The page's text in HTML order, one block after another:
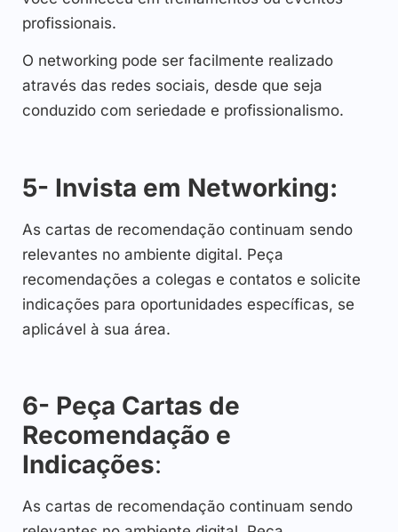
profissionais.
O networking pode ser facilmente realizado
através das redes sociais, desde que seja
conduzido com seriedade e profissionalismo.
5- Invista em Networking:
As cartas de recomendação continuam sendo
relevantes no ambiente digital. Peça
recomendações a colegas e contatos e solicite
indicações para oportunidades específicas, se
aplicável à sua área.
6- Peça Cartas de
Recomendação e
Indicações:
As cartas de recomendação continuam sendo